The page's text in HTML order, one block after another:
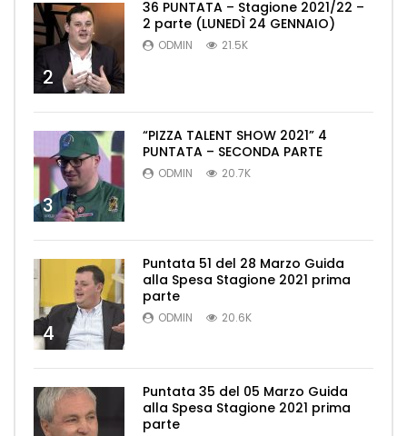
2
36 PUNTATA – Stagione 2021/22 –
2 parte (LUNEDÌ 24 GENNAIO)
ODMIN 21.5K
3
“PIZZA TALENT SHOW 2021” 4
PUNTATA – SECONDA PARTE
ODMIN 20.7K
4
Puntata 51 del 28 Marzo Guida
alla Spesa Stagione 2021 prima
parte
ODMIN 20.6K
Puntata 35 del 05 Marzo Guida
alla Spesa Stagione 2021 prima
parte